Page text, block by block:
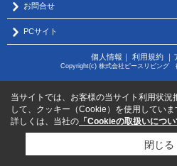
お問合せ
PCサイト
個人情報 ｜ 利用規約｜
Copyright(c) 株式会社ピースリビング
当サイトでは、お客様の当サイト利用状況
して、クッキー（Cookie）を使用していま
詳しくは、当社の 「Cookieの取扱いについ
閉じる